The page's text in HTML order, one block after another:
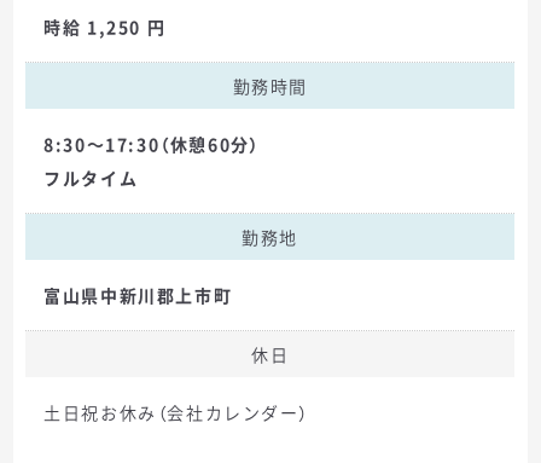
時給 1,250 円
勤務時間
8:30～17:30（休憩60分）
フルタイム
勤務地
富山県中新川郡上市町
休日
土日祝お休み（会社カレンダー）